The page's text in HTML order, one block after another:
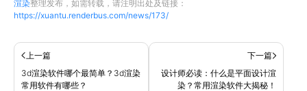
渲染整理发布，如需转载，请注明出处及链接：
https://xuantu.renderbus.com/news/173/
上一篇
3d渲染软件哪个最简单？3d渲染
常用软件有哪些？
下一篇
设计师必读：什么是平面设计渲
染？常用渲染软件大揭秘！